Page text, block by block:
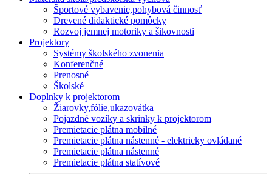
Športové vybavenie,pohybová činnosť
Drevené didaktické pomôcky
Rozvoj jemnej motoriky a šikovnosti
Projektory
Systémy školského zvonenia
Konferenčné
Prenosné
Školské
Doplnky k projektorom
Žiarovky,fólie,ukazovátka
Pojazdné vozíky a skrinky k projektorom
Premietacie plátna mobilné
Premietacie plátna nástenné - elektricky ovládané
Premietacie plátna nástenné
Premietacie plátna statívové